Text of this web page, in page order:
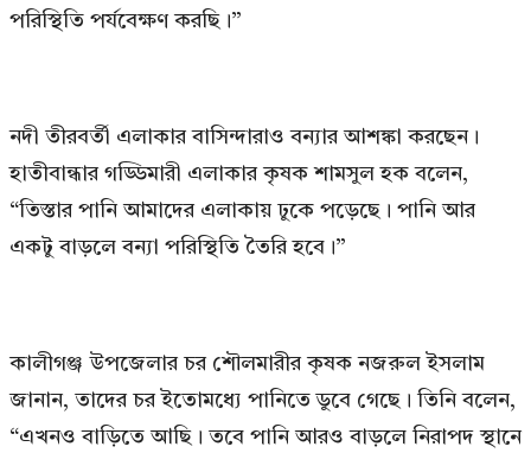
পরিস্থিতি পর্যবেক্ষণ করছি।”
নদী তীরবর্তী এলাকার বাসিন্দারাও বন্যার আশঙ্কা করছেন।
হাতীবান্ধার গড্ডিমারী এলাকার কৃষক শামসুল হক বলেন,
“তিস্তার পানি আমাদের এলাকায় ঢুকে পড়েছে। পানি আর
একটু বাড়লে বন্যা পরিস্থিতি তৈরি হবে।”
কালীগঞ্জ উপজেলার চর শৌলমারীর কৃষক নজরুল ইসলাম
জানান, তাদের চর ইতোমধ্যে পানিতে ডুবে গেছে। তিনি বলেন,
“এখনও বাড়িতে আছি। তবে পানি আরও বাড়লে নিরাপদ স্থানে